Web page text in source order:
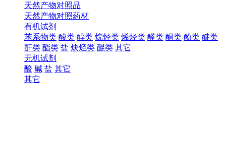
天然产物对照品
天然产物对照药材
有机试剂
苯系物类 酸类 醇类 烷烃类 烯烃类 醛类 酮类 酚类 醚类
酐类 酯类 盐 炔烃类 醌类 其它
无机试剂
酸 碱 盐 其它
其它